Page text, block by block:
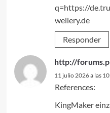
q=https://
wellery.de
Responder
http://
11 julio 2026 a las
References:
KingMaker